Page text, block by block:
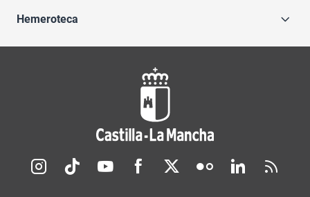
Hemeroteca
Redes sociales JCCM